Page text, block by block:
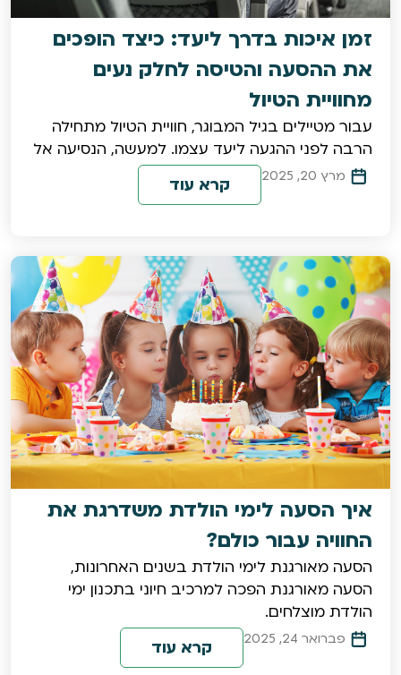
זמן איכות בדרך ליעד: כיצד הופכים
את ההסעה והטיסה לחלק נעים
מחוויית הטיול
עבור מטיילים בגיל המבוגר, חוויית הטיול מתחילה
הרבה לפני ההגעה ליעד עצמו. למעשה, הנסיעה אל
מרץ 20, 2025 קרא עוד
איך הסעה לימי הולדת משדרגת את
החוויה עבור כולם?
הסעה מאורגנת לימי הולדת בשנים האחרונות,
הסעה מאורגנת הפכה למרכיב חיוני בתכנון ימי
הולדת מוצלחים.
פברואר 24, 2025 קרא עוד